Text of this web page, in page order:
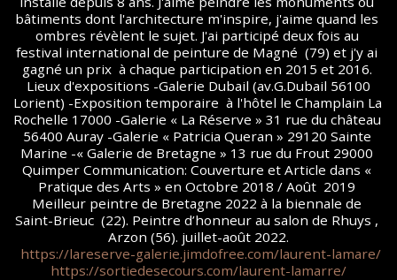
bâtiments dont l'architecture m'inspire, j'aime quand les
ombres révèlent le sujet. J'ai participé deux fois au
festival international de peinture de Magné  (79) et j'y ai
gagné un prix  à chaque participation en 2015 et 2016.
Lieux d'expositions -Galerie Dubail (av.G.Dubail 56100
Lorient) -Exposition temporaire  à l'hôtel le Champlain La
Rochelle 17000 -Galerie « La Réserve » 31 rue du château
56400 Auray -Galerie « Patricia Queran » 29120 Sainte
Marine -« Galerie de Bretagne » 13 rue du Frout 29000
Quimper Communication: Couverture et Article dans «
Pratique des Arts » en Octobre 2018 / Août  2019
Meilleur peintre de Bretagne 2022 à la biennale de
Saint-Brieuc  (22). Peintre d’honneur au salon de Rhuys ,
Arzon (56). juillet-août 2022.
https://lareserve-galerie.jimdofree.com/laurent-lamare/
https://sortiedesecours.com/laurent-lamarre/